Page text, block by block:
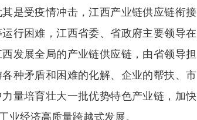
是受疫情冲击，江西产业链供应链衔接
行困难，江西省委、省政府主要领导在
发展全局的产业链供应链，由省领导担
种矛盾和困难的化解、企业的帮扶、市
量培育壮大一批优势特色产业链，加快
业经济高质量跨越式发展。